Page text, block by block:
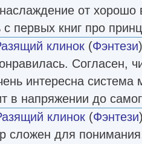
от хорошо
первых книг про
клинок (Фэнтези
Согласен,
интересна система
в напряжении до
клинок (Фэнтези
сложен для